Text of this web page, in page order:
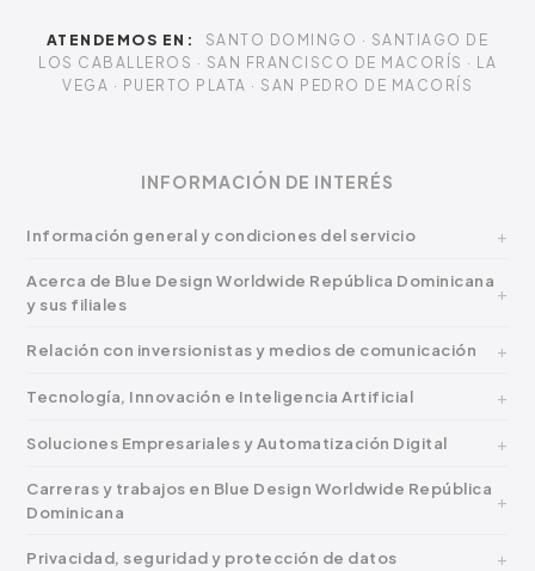
ATENDEMOS EN:
SANTO DOMINGO · SANTIAGO DE
LOS CABALLEROS · SAN FRANCISCO DE MACORÍS · LA
VEGA · PUERTO PLATA · SAN PEDRO DE MACORÍS
INFORMACIÓN DE INTERÉS
Información general y condiciones del servicio
Acerca de Blue Design Worldwide República Dominicana
y sus filiales
Relación con inversionistas y medios de comunicación
Tecnología, Innovación e Inteligencia Artificial
Soluciones Empresariales y Automatización Digital
Carreras y trabajos en Blue Design Worldwide República
Dominicana
Privacidad, seguridad y protección de datos